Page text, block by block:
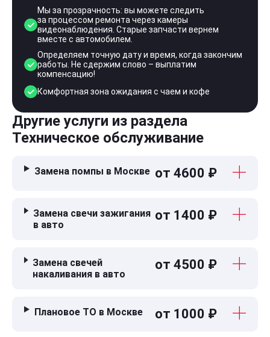
Мы за прозрачность: вы можете следить
за процессом ремонта через камеры
видеонаблюдения. Старые запчасти вернем
вместе с автомобилем.
Определяем точную дату и время, когда закончим
работы. Не сдержим слово – выплатим
компенсацию!
Комфортная зона ожидания с чаем и кофе
Другие услуги из раздела
Техническое обслуживание
Замена помпы в Москве от 4600 ₽
Замена свечи зажигания
в авто
от 1400 ₽
Замена свечей
накаливания в авто
от 4500 ₽
Плановое ТО в Москве от 1000 ₽